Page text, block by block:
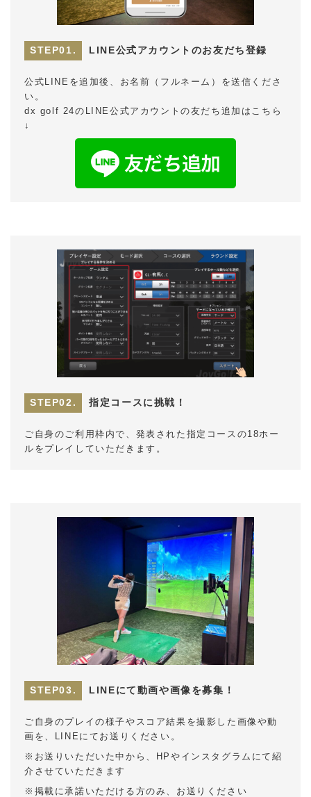
LINE公式アカウントのお友だち登録
公式LINEを追加後、お名前（フルネーム）を送信くださ
い。
dx golf 24のLINE公式アカウントの友だち追加はこちら
↓
指定コースに挑戦！
ご自身のご利用枠内で、発表された指定コースの18ホー
ルをプレイしていただきます。
LINEにて動画や画像を募集！
ご自身のプレイの様子やスコア結果を撮影した画像や動
画を、LINEにてお送りください。
※お送りいただいた中から、HPやインスタグラムにて紹
介させていただきます
※掲載に承諾いただける方のみ、お送りください